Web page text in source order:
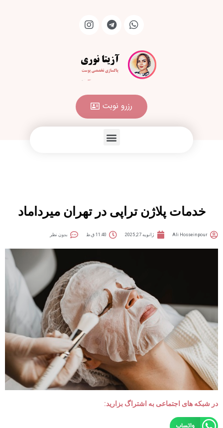
رزرو نوبت
خدمات پلاژن تراپی در تهران میرداماد
Ali Hosseinpour ژانویه 27, 2025 11:40 ق.ظ بدون نظر
در شبکه های اجتماعی به اشتراگ بزارید:
واتساپ